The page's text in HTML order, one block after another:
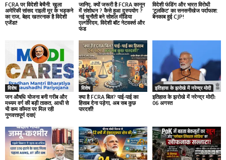
FCRA पर विदेशी बेचैनी: खुला
अमेरिकी सांसद राइली मूर के भड़कने
का राज, बेहद खतरनाक है विदेशी
एजेंडा!
जानिए, क्यों जरूरी है FCRA कानून
में संशोधन ? कैसे हुआ दुरुपयोग ?
नई चुनौती बने सोशल मीडिया
एल्गोरिदम, विदेशी बॉट नेटवर्क्स और
फंड
विदेशी फंडिंग और भारत विरोधी
‘टूलकिट’ का सनसनीखेज पर्दाफाश:
बेनकाब हुई CJP!
विशेष
जन औषधि योजना बनी गरीब और
मध्यम वर्ग की बड़ी ताकत, आधी से
भी कम कीमत पर मिल रही
गुणवत्तापूर्ण दवाएं
विशेष
क्या है FCRA बिल? पाई-पाई का
हिसाब देना पड़ेगा, अब सब कुछ
पारदर्शी!
इतिहास के झरोखे में नरेन्द्र मोदी
इतिहास के झरोखे में नरेन्द्र मोदीः
06 अगस्त